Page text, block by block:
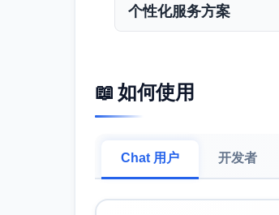
个性化服务方案
服务内容设计
预到店：短信/邮件
子签告知。
房控：基于偏好分
无钥匙/低接触：移
室、发票流程）。
📖 如何使用
Chat 用户 开发者